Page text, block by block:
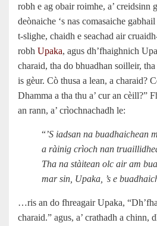
robh e ag obair roimhe, a’ creidsinn
deònaiche ‘s nas comasaiche
t‑slighe, chaidh e seachad air
robh Upaka, agus dh’fhaighnich
charaid, tha do bhuadhan soilleir,
is gèur. Cò thusa a lean, a charaid?
Dhamma a tha thu a’ cur an cèill?”
an rann, a’ crìochnachadh le:
“’S iadsan na buadhaichean
a ràinig crìoch nan
Tha na stàitean olc air am
mar sin, Upaka, ’s e
…ris an do fhreagair Upaka,
charaid.” agus, a’ crathadh a chinn,